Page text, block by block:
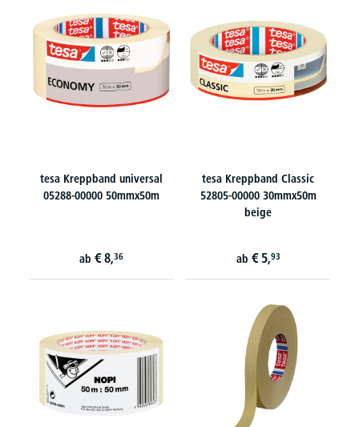
tesa Kreppband universal
05288-00000 50mmx50m
ab € 8,36
tesa Kreppband Classic
52805-00000 30mmx50m
beige
ab € 5,93